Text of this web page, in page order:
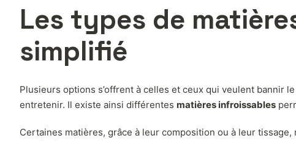
Les types de
simplifié
Plusieurs options s’offrent à celles et ceux qui veulent bannir
entretenir. Il existe ainsi différentes matières infroissables
Certaines matières, grâce à leur composition ou à leur